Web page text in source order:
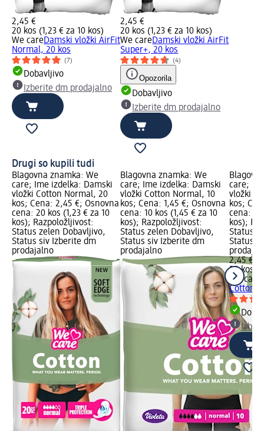
2,45 €
20 kos (1,23 € za 10 kos)
We careDamski vložki AirFit
Normal, 20 kos
(7)
Dobavljivo
Izberite dm prodajalno
2,45 €
20 kos (1,23 € za 10 kos)
We careDamski vložki AirFit
Super+, 20 kos
(4)
Opozorila
Dobavljivo
Izberite dm prodajalno
Drugi so kupili tudi
Blagovna znamka: We
care; Ime izdelka: Damski
vložki Cotton Normal, 20
kos; Cena: 2,45 €; Osnovna
cena: 20 kos (1,23 € za 10
kos); Razpoložljivost:
Status zelen Dobavljivo,
Status siv Izberite dm
prodajalno
Blagovna znamka: We
care; Ime izdelka: Damski
vložki Cotton Normal, 10
kos; Cena: 1,45 €; Osnovna
cena: 10 kos (1,45 € za 10
kos); Razpoložljivost:
Status zelen Dobavljivo,
Status siv Izberite dm
prodajalno
care;
vložki
kos;
cena: 20
kos);
Status
Status
2,45 €
20 kos
We care
Cotton